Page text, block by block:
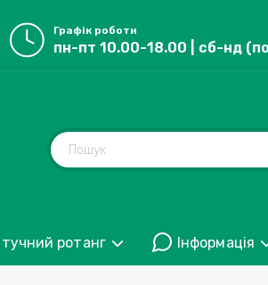
Графік роботи
пн-пт 10.00-18.00 | сб-нд
ротанг Інформація